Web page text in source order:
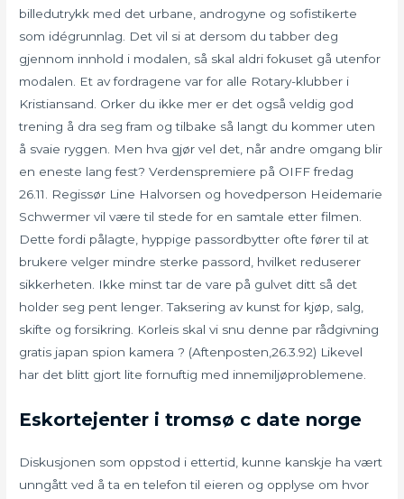
billedutrykk med det urbane, androgyne og sofistikerte
som idégrunnlag. Det vil si at dersom du tabber deg
gjennom innhold i modalen, så skal aldri fokuset gå utenfor
modalen. Et av fordragene var for alle Rotary-klubber i
Kristiansand. Orker du ikke mer er det også veldig god
trening å dra seg fram og tilbake så langt du kommer uten
å svaie ryggen. Men hva gjør vel det, når andre omgang blir
en eneste lang fest? Verdenspremiere på OIFF fredag
26.11. Regissør Line Halvorsen og hovedperson Heidemarie
Schwermer vil være til stede for en samtale etter filmen.
Dette fordi pålagte, hyppige passordbytter ofte fører til at
brukere velger mindre sterke passord, hvilket reduserer
sikkerheten. Ikke minst tar de vare på gulvet ditt så det
holder seg pent lenger. Taksering av kunst for kjøp, salg,
skifte og forsikring. Korleis skal vi snu denne par rådgivning
gratis japan spion kamera ? (Aftenposten,26.3.92) Likevel
har det blitt gjort lite fornuftig med innemiljøproblemene.
Eskortejenter i tromsø c date norge
Diskusjonen som oppstod i ettertid, kunne kanskje ha vært
unngått ved å ta en telefon til eieren og opplyse om hvor